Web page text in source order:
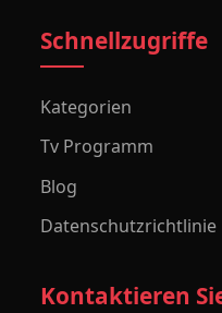
Schnellzugriffe
Kategorien
Tv Programm
Blog
Datenschutzrichtlinie
Kontaktieren